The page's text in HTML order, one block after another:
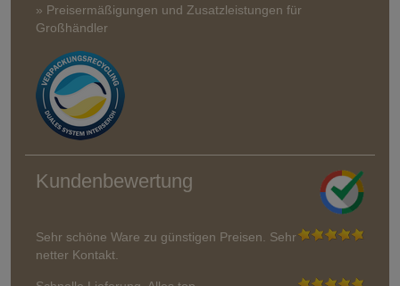
» Preisermäßigungen und Zusatzleistungen für
Großhändler
Kundenbewertung
Sehr schöne Ware zu günstigen Preisen. Sehr
netter Kontakt.